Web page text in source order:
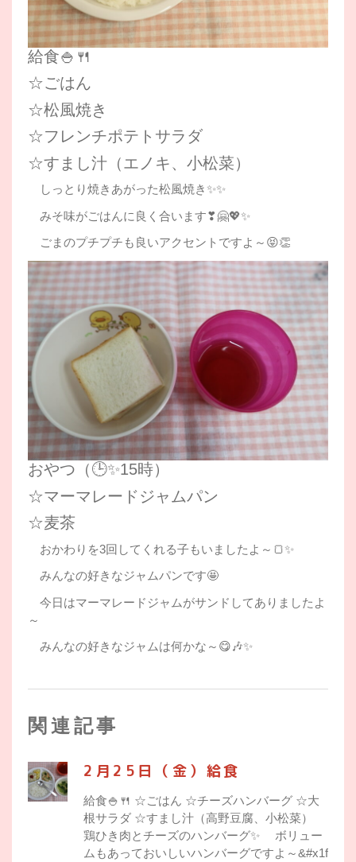
給食🍚🍴
☆ごはん
☆松風焼き
☆フレンチポテトサラダ
☆すまし汁（エノキ、小松菜）
しっとり焼きあがった松風焼き✨✨
みそ味がごはんに良く合います❣🤗💖✨
ごまのプチプチも良いアクセントですよ～😝👏
おやつ（🕒✨15時）
☆マーマレードジャムパン
☆麦茶
おかわりを3回してくれる子もいましたよ～🍞✨
みんなの好きなジャムパンです🤩
今日はマーマレードジャムがサンドしてありましたよ
～
みんなの好きなジャムは何かな～😋🎶✨
関連記事
2月25日（金）給食
給食🍚🍴 ☆ごはん ☆チーズハンバーグ ☆大
根サラダ ☆すまし汁（高野豆腐、小松菜）
鶏ひき肉とチーズのハンバーグ✨ ボリュー
ムもあっておいしいハンバーグですよ～&#x1f